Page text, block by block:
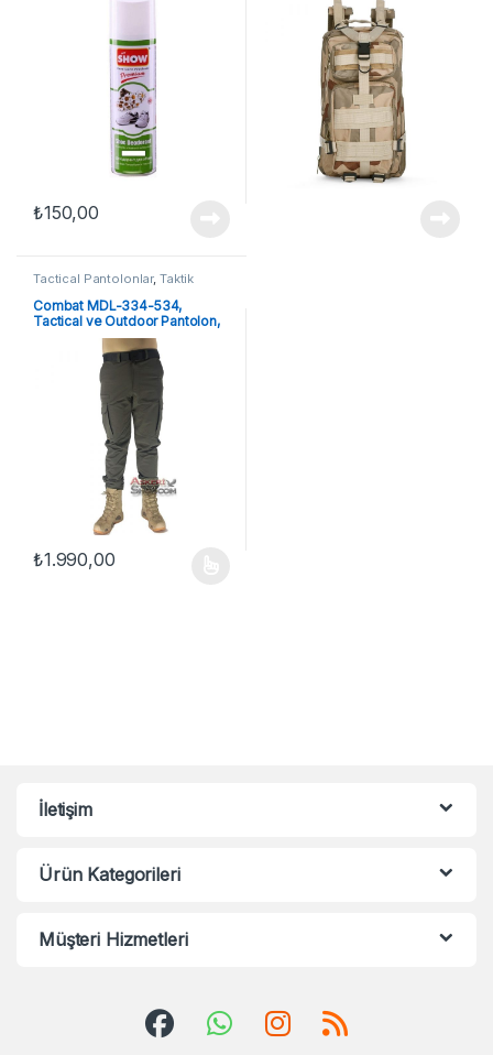
₺150,00
Tactical Pantolonlar, Taktik
Combat MDL-334-534,
Tactical ve Outdoor Pantolon,
Likra’lı, Koyu Haki
₺1.990,00
İletişim
Ürün Kategorileri
Müşteri Hizmetleri